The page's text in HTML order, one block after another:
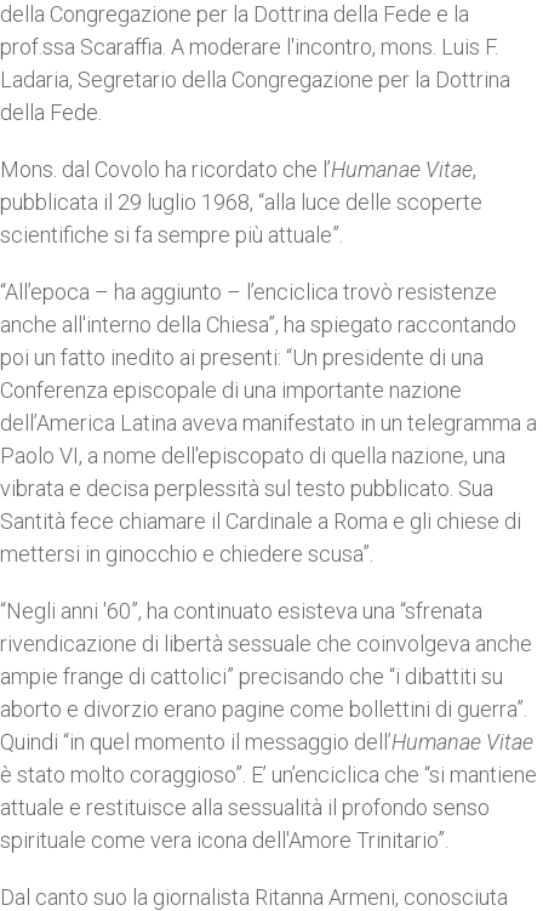
della Congregazione per la Dottrina della Fede e la
prof.ssa Scaraffia. A moderare l'incontro, mons. Luis F.
Ladaria, Segretario della Congregazione per la Dottrina
della Fede.
Mons. dal Covolo ha ricordato che l’Humanae Vitae,
pubblicata il 29 luglio 1968, “alla luce delle scoperte
scientifiche si fa sempre più attuale”.
“All’epoca – ha aggiunto – l’enciclica trovò resistenze
anche all'interno della Chiesa”, ha spiegato raccontando
poi un fatto inedito ai presenti: “Un presidente di una
Conferenza episcopale di una importante nazione
dell’America Latina aveva manifestato in un telegramma a
Paolo VI, a nome dell'episcopato di quella nazione, una
vibrata e decisa perplessità sul testo pubblicato. Sua
Santità fece chiamare il Cardinale a Roma e gli chiese di
mettersi in ginocchio e chiedere scusa”.
“Negli anni '60”, ha continuato esisteva una “sfrenata
rivendicazione di libertà sessuale che coinvolgeva anche
ampie frange di cattolici” precisando che “i dibattiti su
aborto e divorzio erano pagine come bollettini di guerra”.
Quindi “in quel momento il messaggio dell’Humanae Vitae
è stato molto coraggioso”. E’ un’enciclica che “si mantiene
attuale e restituisce alla sessualità il profondo senso
spirituale come vera icona dell'Amore Trinitario”.
Dal canto suo la giornalista Ritanna Armeni, conosciuta